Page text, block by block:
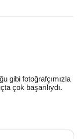
gibi fotoğrafçımızla
çok başarılıydı.